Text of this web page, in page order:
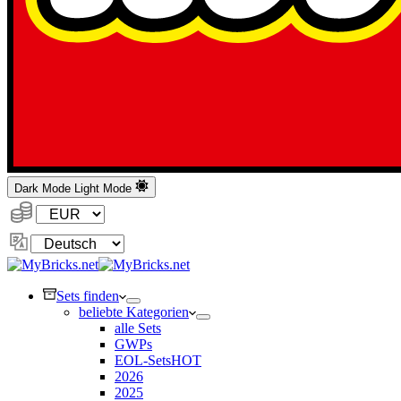
Dark Mode Light Mode
Währung:
Sprache
ändern
Sets finden
beliebte Kategorien
alle Sets
GWPs
EOL-SetsHOT
2026
2025